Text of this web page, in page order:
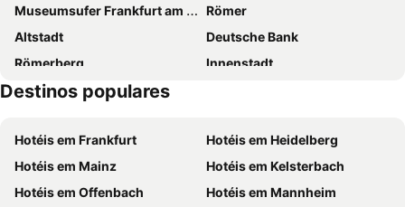
Museumsufer Frankfurt am Main
Römer
Altstadt
Deutsche Bank
Römerberg
Innenstadt
Hobbit
Oberrad
Frankfurt Book Fair
Portikus
Alte Nikolaikirche
Hausen
Burg Camburg
Destinos populares
Hotéis em Frankfurt
Hotéis em Heidelberg
Hotéis em Mainz
Hotéis em Kelsterbach
Hotéis em Offenbach
Hotéis em Mannheim